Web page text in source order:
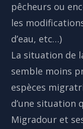
pêcheurs ou
les
d’eau, etc…)
La situation de
semble moins
espèces
d’une situation
Migradour et